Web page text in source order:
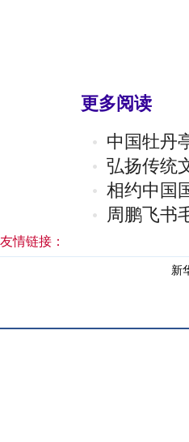
更多阅读
中国牡丹
弘扬传统
相约中国
周鹏飞书
友情链接：
新